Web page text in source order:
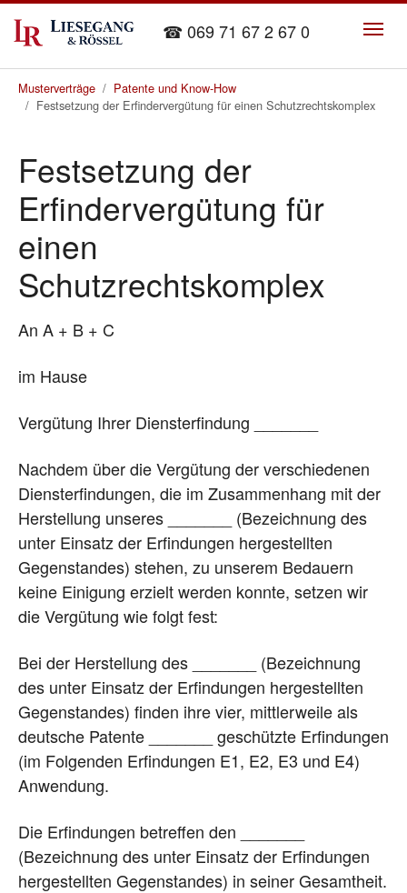
Skip to main content
☎ 069 71 67 2 67 0
You are here:
Musterverträge
Patente und Know-How
Festsetzung der Erfindervergütung für einen Schutzrechtskomplex
Festsetzung der
Erfindervergütung für
einen
Schutzrechtskomplex
An A + B + C
im Hause
Vergütung Ihrer Diensterfindung _______
Nachdem über die Vergütung der verschiedenen
Diensterfindungen, die im Zusammenhang mit der
Herstellung unseres _______ (Bezeichnung des
unter Einsatz der Erfindungen hergestellten
Gegenstandes) stehen, zu unserem Bedauern
keine Einigung erzielt werden konnte, setzen wir
die Vergütung wie folgt fest:
Bei der Herstellung des _______ (Bezeichnung
des unter Einsatz der Erfindungen hergestellten
Gegenstandes) finden ihre vier, mittlerweile als
deutsche Patente _______ geschützte Erfindungen
(im Folgenden Erfindungen E1, E2, E3 und E4)
Anwendung.
Die Erfindungen betreffen den _______
(Bezeichnung des unter Einsatz der Erfindungen
hergestellten Gegenstandes) in seiner Gesamtheit.